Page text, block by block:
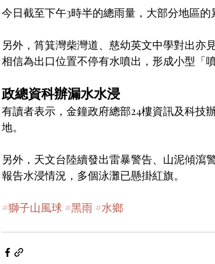
今日截至下午3時半的總雨量，大部分地區的
另外，筲箕灣柴灣道、慈幼英文中學對出亦
相信為出口位置不停有水噴出，形成小型「噴
政總資科辦漏水水浸
有讀者表示，金鐘政府總部24樓資訊及科技
地。
另外，天文台陸續發出雷暴警告、山泥傾瀉
報告水浸情況，多個泳灘已懸掛紅旗。
#獅子山風球 #黑雨 #水鄉